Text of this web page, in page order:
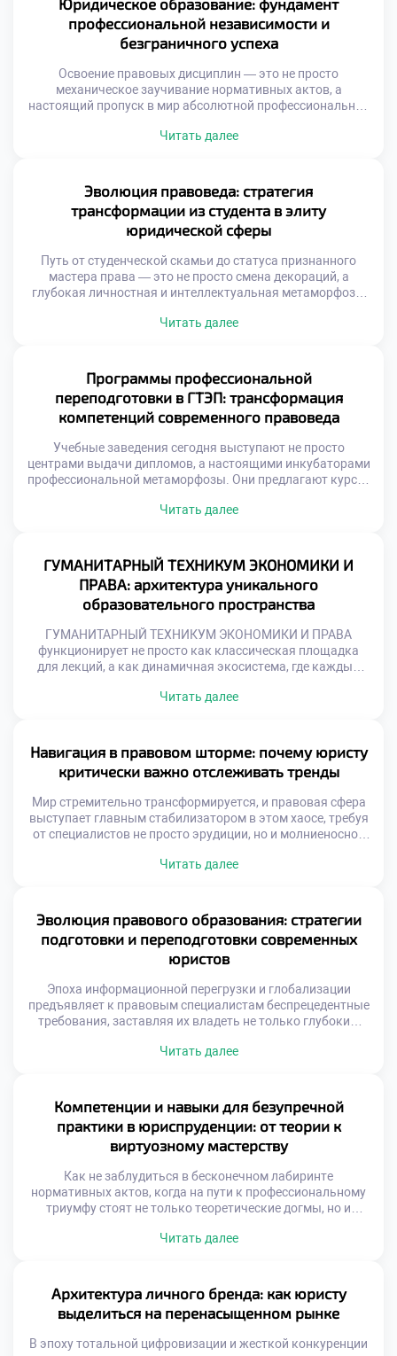
специалиста. Именно поэтому продуманное обучение в
московском […]
Юридическое образование: фундамент
профессиональной независимости и
безграничного успеха
Освоение правовых дисциплин — это не просто
механическое заучивание нормативных актов, а
настоящий пропуск в мир абсолютной профессиональной
увлекательный маршрут не заканчивается вручением
становится плацдармом для триумфа и самореализации.
Именно поэтому качественное обучение в московском
техникуме становится […]
Читать далее
Эволюция правоведа: стратегия
трансформации из студента в элиту
юридической сферы
Путь от студенческой скамьи до статуса признанного
мастера права — это не просто смена декораций, а
глубокая личностная и интеллектуальная метаморфоза.
давлением: от необходимости вызубрить массивы
московском техникуме становится тем самым надежным
трамплином, который позволяет будущим экспертам не
[…]
Читать далее
Программы профессиональной
переподготовки в ГТЭП: трансформация
компетенций современного правоведа
Учебные заведения сегодня выступают не просто
центрами выдачи дипломов, а настоящими инкубаторами
профессиональной метаморфозы. Они предлагают курсы,
меняют парадигму правового мышления, интегрируя
московском техникуме становится тем самым
стратегическим активом, который превращает
специалиста в универсального бойца, готового к […]
Читать далее
ГУМАНИТАРНЫЙ ТЕХНИКУМ ЭКОНОМИКИ И
ПРАВА: архитектура уникального
образовательного пространства
ГУМАНИТАРНЫЙ ТЕХНИКУМ ЭКОНОМИКИ И ПРАВА
функционирует не просто как классическая площадка
для лекций, а как динамичная экосистема, где каждый
лидерских качеств. Здесь не просто заучивают
вершить позитивные перемены. Именно поэтому
продуманное обучение в московском техникуме […]
Читать далее
Навигация в правовом шторме: почему юристу
критически важно отслеживать тренды
Мир стремительно трансформируется, и правовая сфера
выступает главным стабилизатором в этом хаосе, требуя
от специалистов не просто эрудиции, но и молниеносной
развития права перестало быть просто полезной
осознанное обучение в московском техникуме становится
тем самым надежным компасом, который позволяет
будущим экспертам […]
Читать далее
Эволюция правового образования: стратегии
подготовки и переподготовки современных
юристов
Эпоха информационной перегрузки и глобализации
предъявляет к правовым специалистам беспрецедентные
требования, заставляя их владеть не только глубоким
компетенций для навигации в стремительно меняющейся
имеют теоретический фундамент, прикладная практика,
критический анализ и внедрение инноваций. Именно
поэтому качественное […]
Читать далее
Компетенции и навыки для безупречной
практики в юриспруденции: от теории к
виртуозному мастерству
Как не заблудиться в бесконечном лабиринте
нормативных актов, когда на пути к профессиональному
триумфу стоят не только теоретические догмы, но и
себе идеального правоведа: он виртуозно ориентируется
аналитическим даром предвидеть последствия любого
своего действия. Именно поэтому качественное обучение
[…]
Читать далее
Архитектура личного бренда: как юристу
выделиться на перенасыщенном рынке
В эпоху тотальной цифровизации и жесткой конкуренции